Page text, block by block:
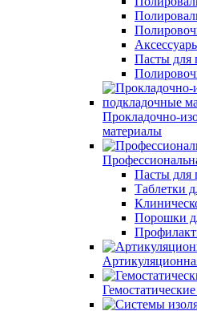
Пасты для
Прокладочно-
материалы
Пасты для
Таблетки
Порошки